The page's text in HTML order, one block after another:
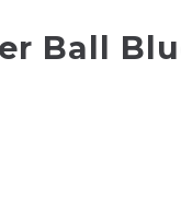
Ball